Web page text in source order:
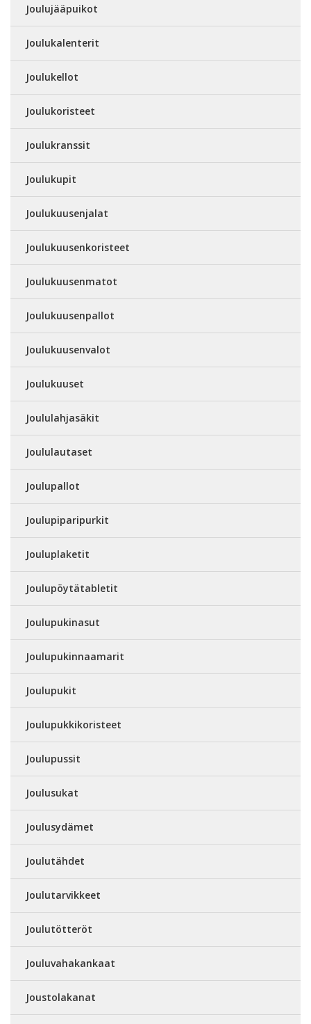
Joulujääpuikot
Joulukalenterit
Joulukellot
Joulukoristeet
Joulukranssit
Joulukupit
Joulukuusenjalat
Joulukuusenkoristeet
Joulukuusenmatot
Joulukuusenpallot
Joulukuusenvalot
Joulukuuset
Joululahjasäkit
Joululautaset
Joulupallot
Joulupiparipurkit
Jouluplaketit
Joulupöytätabletit
Joulupukinasut
Joulupukinnaamarit
Joulupukit
Joulupukkikoristeet
Joulupussit
Joulusukat
Joulusydämet
Joulutähdet
Joulutarvikkeet
Joulutötteröt
Jouluvahakankaat
Joustolakanat